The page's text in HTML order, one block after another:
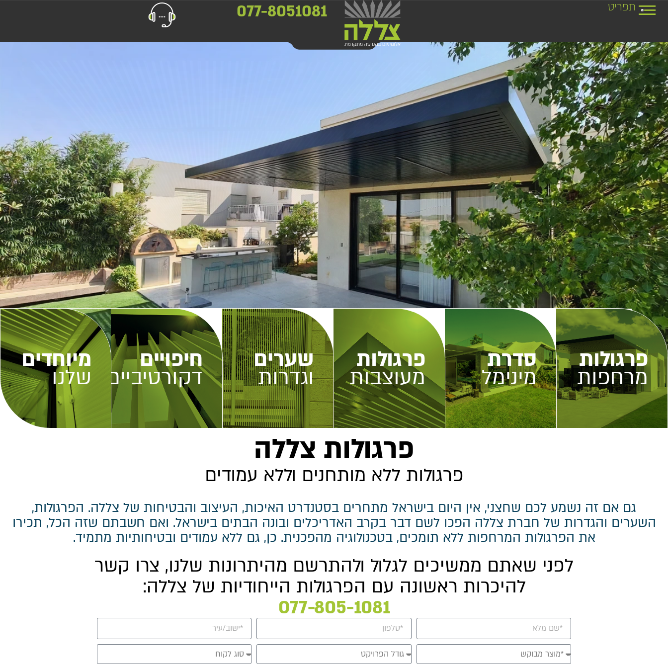
תפריט 077-8051081
פרגולות
מרחפות
סדרת
מינימל
פרגולות
מעוצבות
שערים
וגדרות
חיפויים
דקורטיביים
מיוחדים
שלנו
פרגולות צללה
פרגולות ללא מותחנים וללא עמודים
גם אם זה נשמע לכם שחצני, אין היום בישראל מתחרים בסטנדרט האיכות, העיצוב והבטיחות של צללה. הפרגולות,
השערים והגדרות של חברת צללה הפכו לשם דבר בקרב האדריכלים ובונה הבתים בישראל. ואם חשבתם שזה הכל, תכירו
את הפרגולות המרחפות ללא תומכים, בטכנולוגיה מהפכנית. כן, גם ללא עמודים ובטיחותיות מתמיד.
לפני שאתם ממשיכים לגלול ולהתרשם מהיתרונות שלנו, צרו קשר
להיכרות ראשונה עם הפרגולות הייחודיות של צללה:
077-805-1081